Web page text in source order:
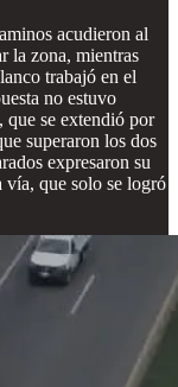
acudieron al
la zona, mientras
trabajó en el
no estuvo
que se extendió por
superaron los dos
expresaron su
vía, que solo se logró